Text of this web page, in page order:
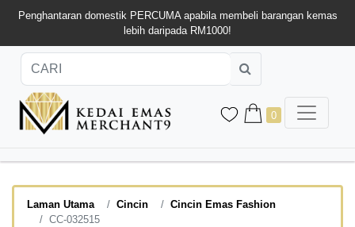
Penghantaran domestik PERCUMA apabila membeli barangan kemas
lebih daripada RM1000!
0
Laman Utama Cincin
Cincin Emas Fashion
CC-032515